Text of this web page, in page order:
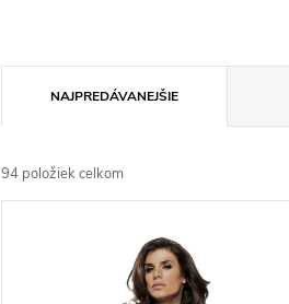
a
d
NAJPREDÁVANEJŠIE
94 položiek celkom